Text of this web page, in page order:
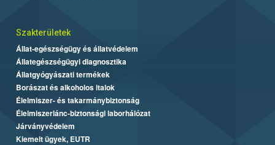
Szakterületek
Állat-egészségügy és állatvédelem
Állategészségügyi diagnosztika
Állatgyógyászati termékek
Borászat és alkoholos italok
Élelmiszer- és takarmánybiztonság
Élelmiszerlánc-biztonsági laborhálózat
Járványvédelem
Kiemelt ügyek, EUTR